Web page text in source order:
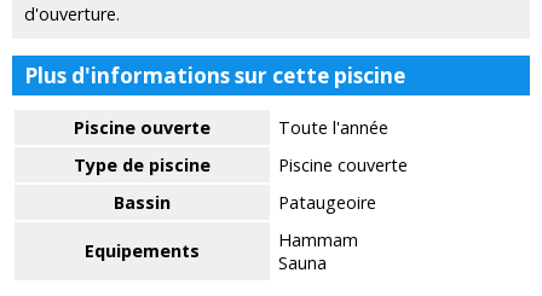
d'ouverture.
Plus d'informations sur cette piscine
Piscine ouverte
Toute l'année
Type de piscine
Piscine couverte
Bassin
Pataugeoire
Equipements
Hammam
Sauna